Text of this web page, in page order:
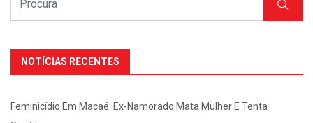
NOTÍCIAS RECENTES
Feminicídio Em Macaé: Ex-Namorado Mata Mulher E Tenta